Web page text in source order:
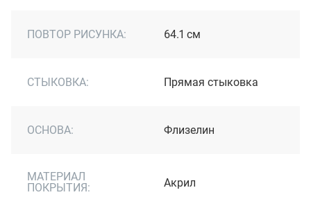
ПОВТОР РИСУНКА: 64.1 см
СТЫКОВКА: Прямая стыковка
ОСНОВА: Флизелин
МАТЕРИАЛ
ПОКРЫТИЯ:
Акрил